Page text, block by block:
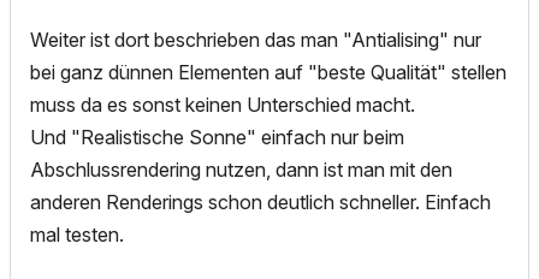
Weiter ist dort beschrieben das man "Antialising" nur
bei ganz dünnen Elementen auf "beste Qualität" stellen
muss da es sonst keinen Unterschied macht.
Und "Realistische Sonne" einfach nur beim
Abschlussrendering nutzen, dann ist man mit den
anderen Renderings schon deutlich schneller. Einfach
mal testen.